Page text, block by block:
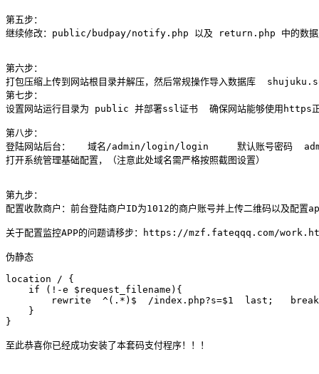
第五步：
继续修改：public/budpay/notify.php 以及 return.php 中的数据库连
第六步：
打包压缩上传到网站根目录并解压，然后常规操作导入数据库
第七步：
设置网站运行目录为 public 并部署ssl证书  确保网站能够使用https
第八步：
登陆网站后台：   域名/admin/login/login     默认账号密码
打开系统管理基础配置，（注意此处域名需严格按照截图设置）
第九步：
配置收款商户：前台登陆商户ID为1012的商户账号并上传二维码以及配置
关于配置监控APP的问题请移步：https://mzf.fateqqq.com/
伪静态
location / {
    if (!-e $request_filename){
rewrite  ^(.*)$  /index.php?s=$1  last;
    }
}
至此恭喜你已经成功安装了本套码支付程序！！！